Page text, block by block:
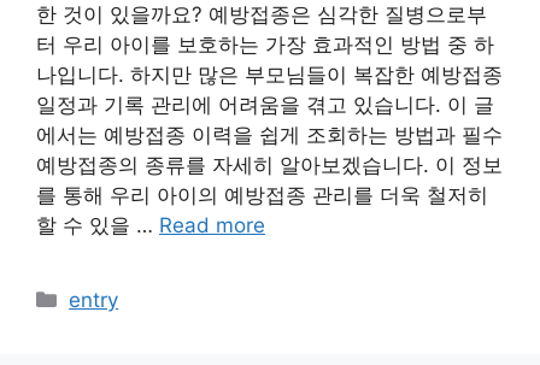
한 것이 있을까요? 예방접종은 심각한 질병으로부
터 우리 아이를 보호하는 가장 효과적인 방법 중 하
나입니다. 하지만 많은 부모님들이 복잡한 예방접종
일정과 기록 관리에 어려움을 겪고 있습니다. 이 글
에서는 예방접종 이력을 쉽게 조회하는 방법과 필수
예방접종의 종류를 자세히 알아보겠습니다. 이 정보
를 통해 우리 아이의 예방접종 관리를 더욱 철저히
할 수 있을 … Read more
카
entry